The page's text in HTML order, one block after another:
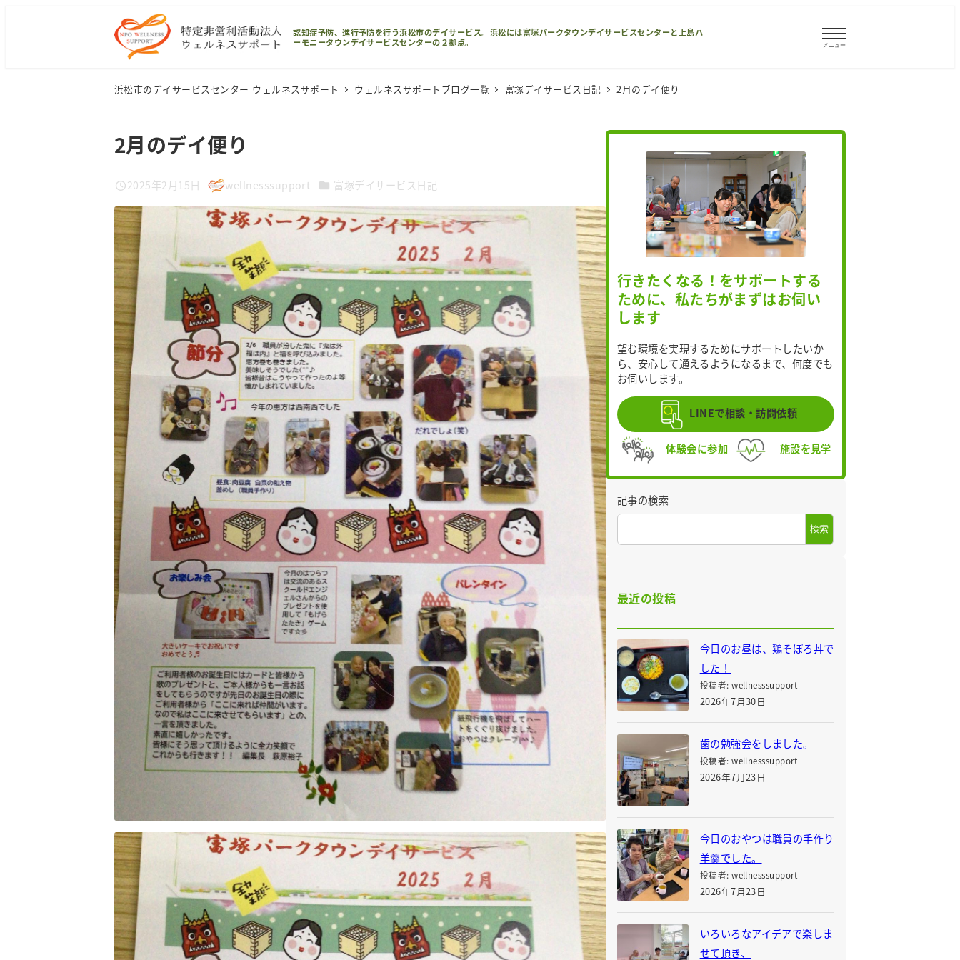
認知症予防、進行予防を行う浜松市のデイサービス。浜松には富塚パークタウンデイサービスセンターと上島ハ
ーモニータウンデイサービスセンターの２拠点。
メニュー
浜松市のデイサービスセンター ウェルネスサポート ウェルネスサポートブログ一覧 富塚デイサービス日記 2月のデイ便り
2月のデイ便り
投稿日
2025年2月15日
著
者
wellnesssupport カテゴリー
富塚デイサービス日記
行きたくなる！をサポートする
ために、私たちがまずはお伺い
します
望む環境を実現するためにサポートしたいか
ら、安心して通えるようになるまで、何度でも
お伺いします。
LINEで相談・訪問依頼
体験会に参加 施設を見学
記事の検索
検索
最近の投稿
今日のお昼は、鶏そぼろ丼で
した！
投稿者: wellnesssupport
2026年7月30日
歯の勉強会をしました。
投稿者: wellnesssupport
2026年7月23日
今日のおやつは職員の手作り
羊羹でした。
投稿者: wellnesssupport
2026年7月23日
いろいろなアイデアで楽しま
せて頂き、